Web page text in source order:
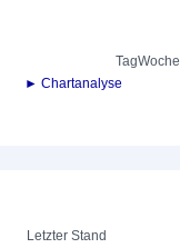
TagWoche
► Chartanalyse
Letzter Stand